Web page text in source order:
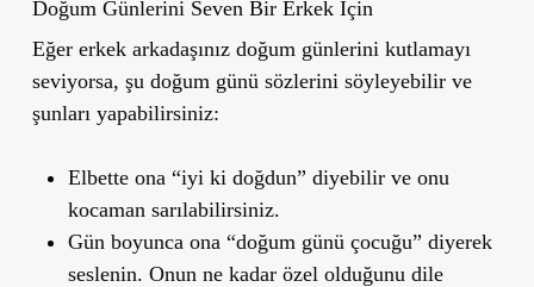
Doğum Günlerini Seven Bir Erkek İçin
Eğer erkek arkadaşınız doğum günlerini kutlamayı
seviyorsa, şu doğum günü sözlerini söyleyebilir ve
şunları yapabilirsiniz:
Elbette ona “iyi ki doğdun” diyebilir ve onu
kocaman sarılabilirsiniz.
Gün boyunca ona “doğum günü çocuğu” diyerek
seslenin. Onun ne kadar özel olduğunu dile